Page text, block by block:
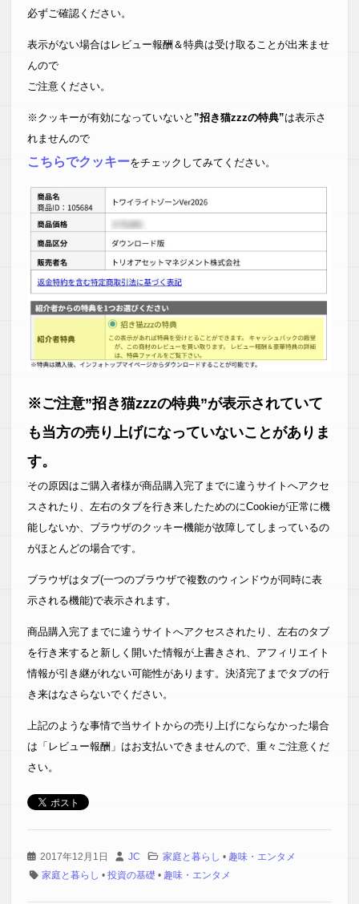
必ずご確認ください。
表示がない場合はレビュー報酬＆特典は受け取ることが出来ませ
んので
ご注意ください。
※クッキーが有効になっていないと ”招き猫zzzの特典”は表示さ
れませんので
こちらでクッキーをチェックしてみてください。
※ご注意”招き猫zzzの特典”が表示されていて
も当方の売り上げになっていないことがありま
す。
その原因はご購入者様が商品購入完了までに違うサイトへアクセ
スされたり、左右のタブを行き来したためのにCookieが正常に機
能しないか、ブラウザのクッキー機能が故障してしまっているの
がほとんどの場合です。
ブラウザはタブ(一つのブラウザで複数のウィンドウが同時に表
示される機能)で表示されます。
商品購入完了までに違うサイトへアクセスされたり、左右のタブ
を行き来すると新しく開いた情報が上書きされ、アフィリエイト
情報が引き継がれない可能性があります。決済完了までタブの行
き来はなさらないでください。
上記のような事情で当サイトからの売り上げにならなかった場合
は「レビュー報酬」はお支払いできませんので、重々ご注意くだ
さい。
2017年12月1日 JC 家庭と暮らし • 趣味・エンタメ
家庭と暮らし • 投資の基礎 • 趣味・エンタメ